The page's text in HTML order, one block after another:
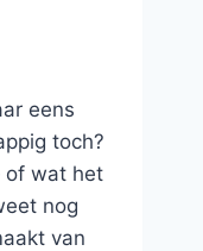
eens
toch?
of wat het
nog
van